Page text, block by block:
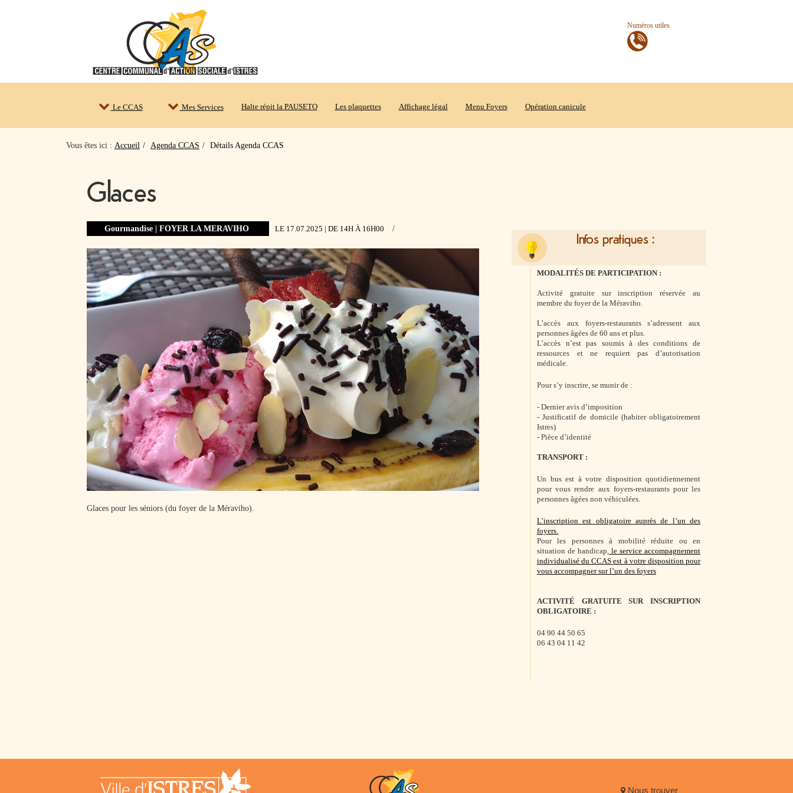
Numéros utiles
Le CCAS Mes Services Halte répit la PAUSETO Les plaquettes Affichage légal Menu Foyers Opération canicule
Vous êtes ici : Accueil Agenda CCAS Détails Agenda CCAS
Glaces
Gourmandise | FOYER LA MERAVIHO LE 17.07.2025 | DE 14H À 16H00 /
Glaces pour les séniors (du foyer de la Méraviho).
Infos pratiques :
MODALITÉS DE PARTICIPATION :
Activité gratuite sur inscription réservée au
membre du foyer de la Méraviho.
L’accès aux foyers-restaurants s’adressent aux
personnes âgées de 60 ans et plus.
L’accès n’est pas soumis à des conditions de
ressources et ne requiert pas d’autorisation
médicale.
Pour s’y inscrire, se munir de :
- Dernier avis d’imposition
- Justificatif de domicile (habiter obligatoirement
Istres)
- Pièce d’identité
TRANSPORT :
Un bus est à votre disposition quotidiennement
pour vous rendre aux foyers-restaurants pour les
personnes âgées non véhiculées.
L’inscription est obligatoire auprès de l’un des
foyers.
Pour les personnes à mobilité réduite ou en
situation de handicap, le service accompagnement
individualisé du CCAS est à votre disposition pour
vous accompagner sur l’un des foyers
ACTIVITÉ GRATUITE SUR INSCRIPTION
OBLIGATOIRE :
04 90 44 50 65
06 43 04 11 42
Nous trouver